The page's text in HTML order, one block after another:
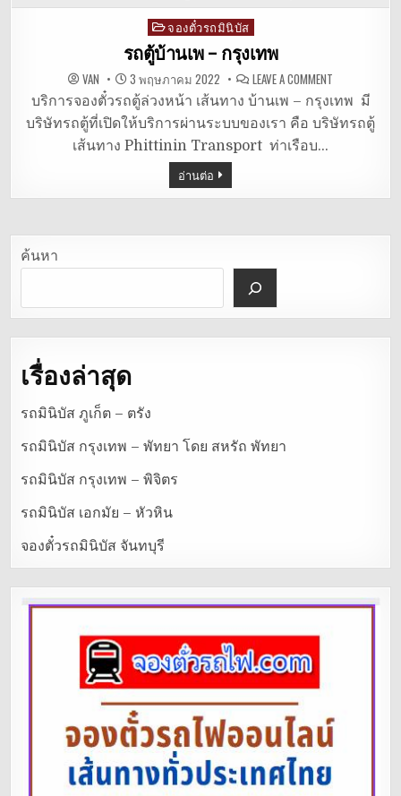
Posted
in
จองตั๋วรถมินิบัส
รถตู้บ้านเพ – กรุงเทพ
VAN 3 พฤษภาคม 2022 LEAVE A COMMENT
ตู้
บ้าน
เพ
บริการจองตั๋วรถตู้ล่วงหน้า เส้นทาง บ้านเพ – กรุงเทพ มี
บริษัทรถตู้ที่เปิดให้บริการผ่านระบบของเรา คือ บริษัทรถตู้
เส้นทาง Phittinin Transport ท่าเรือบ…
อ่านต่อ
ค้นหา
เรื่องล่าสุด
รถมินิบัส ภูเก็ต – ตรัง
รถมินิบัส กรุงเทพ – พัทยา โดย สหรัถ พัทยา
รถมินิบัส กรุงเทพ – พิจิตร
รถมินิบัส เอกมัย – หัวหิน
จองตั๋วรถมินิบัส จันทบุรี